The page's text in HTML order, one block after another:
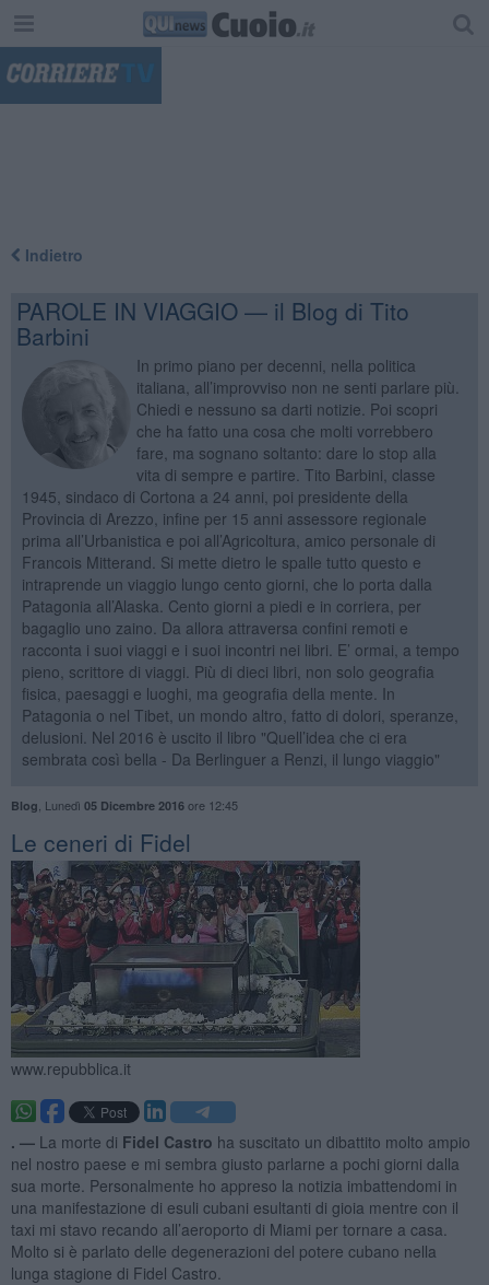
Indietro
PAROLE IN VIAGGIO — il Blog di Tito
Barbini
In primo piano per decenni, nella politica
italiana, all’improvviso non ne senti parlare più.
Chiedi e nessuno sa darti notizie. Poi scopri
che ha fatto una cosa che molti vorrebbero
fare, ma sognano soltanto: dare lo stop alla
vita di sempre e partire. Tito Barbini, classe
1945, sindaco di Cortona a 24 anni, poi presidente della
Provincia di Arezzo, infine per 15 anni assessore regionale
prima all’Urbanistica e poi all’Agricoltura, amico personale di
Francois Mitterand. Si mette dietro le spalle tutto questo e
intraprende un viaggio lungo cento giorni, che lo porta dalla
Patagonia all’Alaska. Cento giorni a piedi e in corriera, per
bagaglio uno zaino. Da allora attraversa confini remoti e
racconta i suoi viaggi e i suoi incontri nei libri. E’ ormai, a tempo
pieno, scrittore di viaggi. Più di dieci libri, non solo geografia
fisica, paesaggi e luoghi, ma geografia della mente. In
Patagonia o nel Tibet, un mondo altro, fatto di dolori, speranze,
delusioni. Nel 2016 è uscito il libro "Quell’idea che ci era
sembrata così bella - Da Berlinguer a Renzi, il lungo viaggio"
Blog Lunedì 05 Dicembre 2016ore 12:45
Le ceneri di Fidel
www.repubblica.it
. — La morte di Fidel Castro ha suscitato un dibattito molto ampio
nel nostro paese e mi sembra giusto parlarne a pochi giorni dalla
sua morte. Personalmente ho appreso la notizia imbattendomi in
una manifestazione di esuli cubani esultanti di gioia mentre con il
taxi mi stavo recando all’aeroporto di Miami per tornare a casa.
Molto si è parlato delle degenerazioni del potere cubano nella
lunga stagione di Fidel Castro.